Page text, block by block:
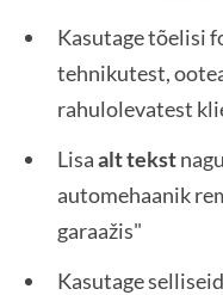
Kasutage tõelisi
tehnikutest,
rahulolevatest
Lisaalt tekst
automehaanik
garaažis"
Kasutage